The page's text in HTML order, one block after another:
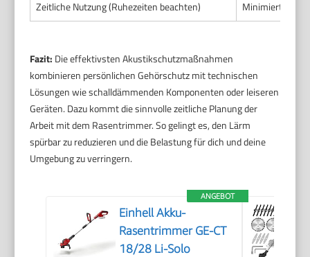
Zeitliche Nutzung (Ruhezeiten beachten)
Minimiert
Fazit: Die effektivsten Akustikschutzmaßnahmen
kombinieren persönlichen Gehörschutz mit technischen
Lösungen wie schalldämmenden Komponenten oder leiseren
Geräten. Dazu kommt die sinnvolle zeitliche Planung der
Arbeit mit dem Rasentrimmer. So gelingt es, den Lärm
spürbar zu reduzieren und die Belastung für dich und deine
Umgebung zu verringern.
ANGEBOT
Einhell Akku-
Rasentrimmer GE-CT
18/28 Li-Solo